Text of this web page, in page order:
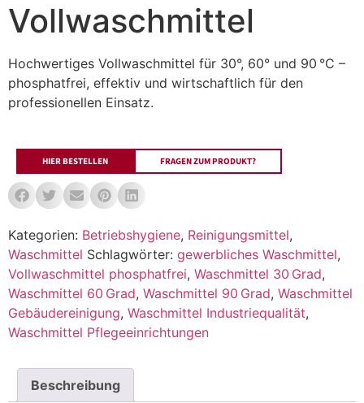
Vollwaschmittel
Hochwertiges Vollwaschmittel für 30°, 60° und 90 °C –
phosphatfrei, effektiv und wirtschaftlich für den
professionellen Einsatz.
HIER BESTELLEN FRAGEN ZUM PRODUKT?
Kategorien: Betriebshygiene, Reinigungsmittel,
Waschmittel Schlagwörter: gewerbliches Waschmittel,
Vollwaschmittel phosphatfrei, Waschmittel 30 Grad,
Waschmittel 60 Grad, Waschmittel 90 Grad, Waschmittel
Gebäudereinigung, Waschmittel Industriequalität,
Waschmittel Pflegeeinrichtungen
Beschreibung